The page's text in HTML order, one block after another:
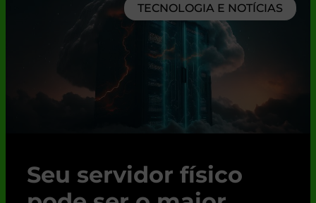
TECNOLOGIA E NOTÍCIAS
Seu servidor físico